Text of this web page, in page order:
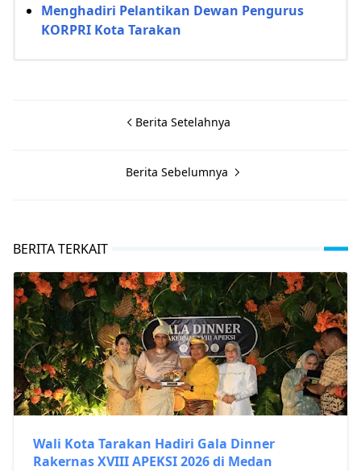
Menghadiri Pelantikan Dewan Pengurus
KORPRI Kota Tarakan
Berita Setelahnya
Berita Sebelumnya
BERITA TERKAIT
Wali Kota Tarakan Hadiri Gala Dinner
Rakernas XVIII APEKSI 2026 di Medan